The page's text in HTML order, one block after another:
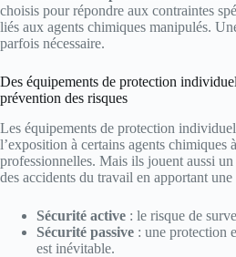
choisis pour répondre aux contraintes
liés aux agents chimiques manipulés.
parfois nécessaire.
Des équipements de protection
prévention des risques
Les équipements de protection
l’exposition à certains agents chimiques
professionnelles. Mais ils jouent aussi
des accidents du travail en apportant
Sécurité active : le risque de
Sécurité passive : une protection
est inévitable.